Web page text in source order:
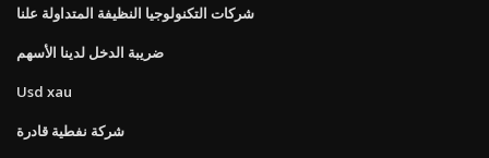
شركات التكنولوجيا النظيفة المتداولة علنا
ضريبة الدخل لدينا الأسهم
Usd xau
شركة نفطية قادرة